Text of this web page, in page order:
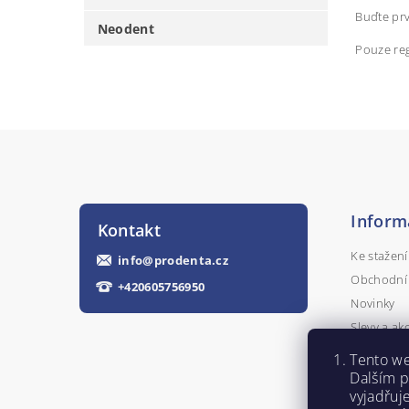
Neodent
Buďte
Pouze
Kontakt
info@prodenta.cz
+420605756950
Ke stažení
Novinky
Slevy a
Kontakty
Napište
Tento
Dalším